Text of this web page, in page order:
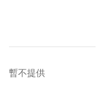
暫不提供